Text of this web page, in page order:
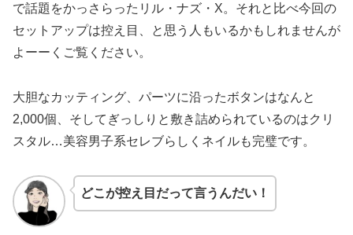
で話題をかっさらったリル・ナズ・X。それと比べ今回の
セットアップは控え目、と思う人もいるかもしれませんが
よーーくご覧ください。
大胆なカッティング、パーツに沿ったボタンはなんと
2,000個、そしてぎっしりと敷き詰められているのはクリ
スタル…美容男子系セレブらしくネイルも完璧です。
どこが控え目だって言うんだい！